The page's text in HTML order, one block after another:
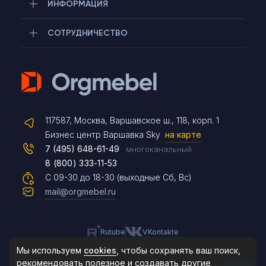
ИНФОРМАЦИЯ
СОТРУДНИЧЕСТВО
117587, Москва, Варшавское ш., 118, корп. 1
Бизнес центр Варшавка Sky на карте
С 09-30 до 18-30 (выходные Сб, Вс)
7 (495) 648-61-49 многоканальный
8 (800) 333-11-53
mail@orgmebel.ru
Rutube VKontakte
Telegram
Max
Чат на сайте
8 (495) 183-47-87
По будням с 09:30 до 18:30
Мы используем cookies , чтобы сохранять ваш поиск,
рекомендовать полезное и создавать другие